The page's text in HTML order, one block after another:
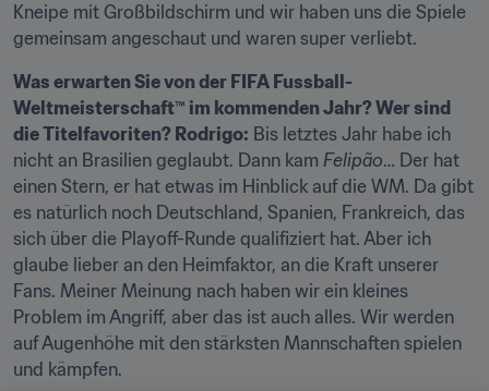
Kneipe mit Großbildschirm und wir haben uns die Spiele
gemeinsam angeschaut und waren super verliebt.
Was erwarten Sie von der FIFA Fussball-
Weltmeisterschaft™ im kommenden Jahr? Wer sind
die Titelfavoriten? Rodrigo: Bis letztes Jahr habe ich
nicht an Brasilien geglaubt. Dann kam Felipão… Der hat
einen Stern, er hat etwas im Hinblick auf die WM. Da gibt
es natürlich noch Deutschland, Spanien, Frankreich, das
sich über die Playoff-Runde qualifiziert hat. Aber ich
glaube lieber an den Heimfaktor, an die Kraft unserer
Fans. Meiner Meinung nach haben wir ein kleines
Problem im Angriff, aber das ist auch alles. Wir werden
auf Augenhöhe mit den stärksten Mannschaften spielen
und kämpfen.